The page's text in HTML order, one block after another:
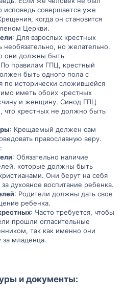
исповедь совершается уже
когда он становится
Церкви.
: Для взрослых крестных
необязательно, но желательно.
они должны быть
правилам ГПЦ, крестный
быть одного пола с
по исторически сложившейся
иметь обоих крестных
и женщину. Синод ГПЦ
что крестных не должно быть
: Крещаемый должен сам
православную веру.
:
: Обязательно наличие
которые должны быть
Они берут на себя
за духовное воспитание ребенка.
: Родители должны дать свое
ребенка.
: Часто требуется, чтобы
прошли огласительные
так как именно они
за младенца.
и документы:​